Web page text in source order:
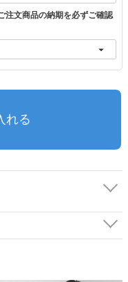
カートに入れる
注文商品の納期を必ずご確認
れる